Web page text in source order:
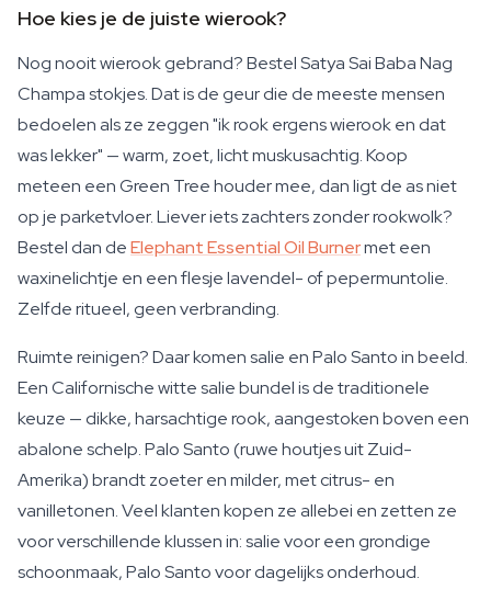
Hoe kies je de juiste wierook?
Nog nooit wierook gebrand? Bestel Satya Sai Baba Nag
Champa stokjes. Dat is de geur die de meeste mensen
bedoelen als ze zeggen "ik rook ergens wierook en dat
was lekker" — warm, zoet, licht muskusachtig. Koop
meteen een Green Tree houder mee, dan ligt de as niet
op je parketvloer. Liever iets zachters zonder rookwolk?
Bestel dan deElephant Essential Oil Burnermet een
waxinelichtje en een flesje lavendel- of pepermuntolie.
Zelfde ritueel, geen verbranding.
Ruimte reinigen? Daar komen salie en Palo Santo in beeld.
Een Californische witte salie bundel is de traditionele
keuze — dikke, harsachtige rook, aangestoken boven een
abalone schelp. Palo Santo (ruwe houtjes uit Zuid-
Amerika) brandt zoeter en milder, met citrus- en
vanilletonen. Veel klanten kopen ze allebei en zetten ze
voor verschillende klussen in: salie voor een grondige
schoonmaak, Palo Santo voor dagelijks onderhoud.